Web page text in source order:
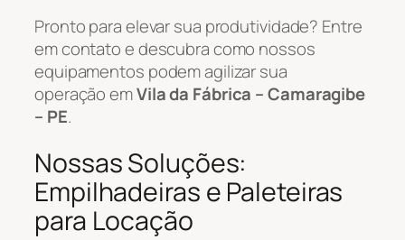
Pronto para elevar sua produtividade? Entre
em contato e descubra como nossos
equipamentos podem agilizar sua
operação emVila da Fábrica – Camaragibe
– PE.
Nossas Soluções:
Empilhadeiras e Paleteiras
para Locação